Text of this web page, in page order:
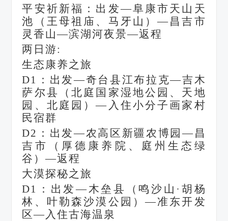
平安祈新福：出发—阜康市天山天
池（王母祖庙、马牙山）—昌吉市
灵香山—滨湖河夜景—返程
两日游:
生态康养之旅
D1：出发—奇台县江布拉克—吉木
萨尔县（北庭国家湿地公园、天地
园、北庭园）—入住小分子画家村
民宿群
D2：出发—农高区新疆农博园—昌
吉市（厚德康养院、庭州生态绿
谷）—返程
大漠探秘之旅
D1：出发—木垒县（鸣沙山·胡杨
林、叶勒森沙漠公园）—准东开发
区—入住古海温泉